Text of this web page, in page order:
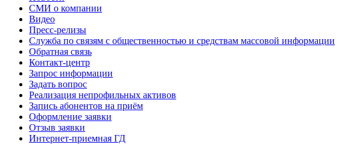
СМИ о компании
Видео
Пресс-релизы
Служба по связям с общественностью и средствам массовой информации
Обратная связь
Контакт-центр
Запрос информации
Задать вопрос
Реализация непрофильных активов
Запись абонентов на приём
Оформление заявки
Отзыв заявки
Интернет-приемная ГД